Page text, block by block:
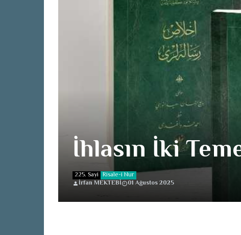
İhlasın İki
225. Sayi Risale-i Nur
İrfan MEKTEBİ
01 Ağustos 2025